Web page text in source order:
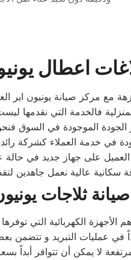
اعطال
مع مركز صيانة يونيون اير
فالخدمة التي نقدمها
الموجودة في السوق
في خدمة العملاء كشركة
على جهاز جديد في حالة
عالية نعمل جاهدين
صيانة ثلاجات
لا يمكن أن تتوافر أبداً